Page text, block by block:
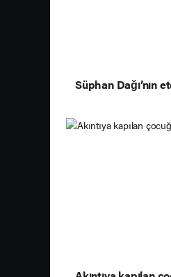
Süphan Dağı’nın